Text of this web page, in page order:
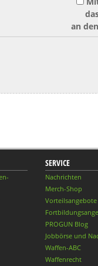
an
SERVICE
Nachrichten
Merch-Shop
PROGUN Blog
Jobbörse und
Waffen-ABC
Waffenrecht